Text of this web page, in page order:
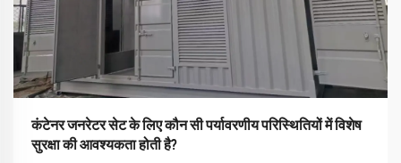
कंटेनर जनरेटर सेट के लिए कौन सी पर्यावरणीय परिस्थितियों में विशेष
सुरक्षा की आवश्यकता होती है?